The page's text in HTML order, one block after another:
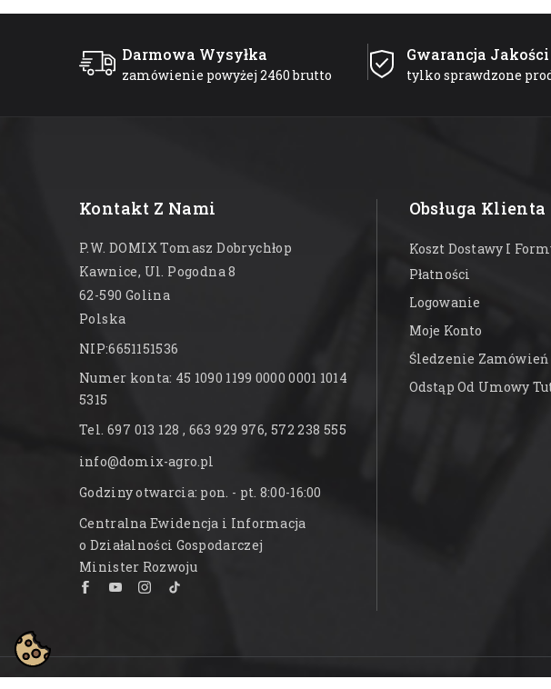
Darmowa Wysyłka
zamówienie powyżej 2460 brutto
Gwarancja Jakości
tylko sprawdzone
Kontakt Z Nami
P.W. DOMIX Tomasz Dobrychłop
Kawnice, Ul. Pogodna 8
62-590 Golina
Polska
NIP:6651151536
Numer konta: 45 1090 1199 0000 0001 1014
5315
Tel. 697 013 128 , 663 929 976, 572 238 555
info@domix-agro.pl
Godziny otwarcia: pon. - pt. 8:00-16:00
Centralna Ewidencja i Informacja
o Działalności Gospodarczej
Minister Rozwoju
Obsługa Klienta
Koszt Dostawy I
Płatności
Logowanie
Moje Konto
Śledzenie Zamówień
Odstąp Od Umowy
© 2026 - Oprogramowanie e-sklepu od PrestaShop™